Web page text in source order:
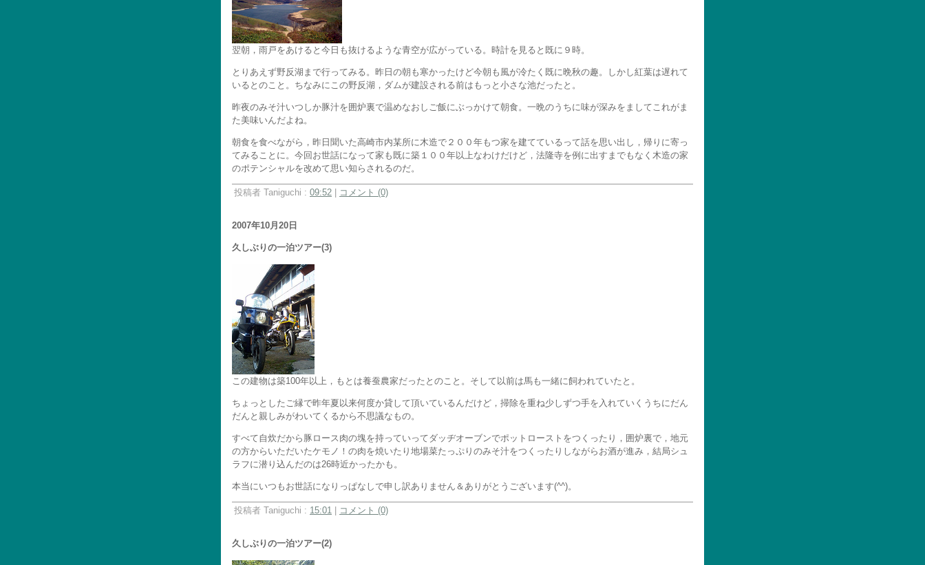
翌朝，雨戸をあけると今日も抜けるような青空が広がっている。時計を見ると既に９時。
とりあえず野反湖まで行ってみる。昨日の朝も寒かったけど今朝も風が冷たく既に晩秋の趣。しかし紅葉は遅れて
いるとのこと。ちなみにこの野反湖，ダムが建設される前はもっと小さな池だったと。
昨夜のみそ汁いつしか豚汁を囲炉裏で温めなおしご飯にぶっかけて朝食。一晩のうちに味が深みをましてこれがま
た美味いんだよね。
朝食を食べながら，昨日聞いた高崎市内某所に木造で２００年もつ家を建てているって話を思い出し，帰りに寄っ
てみることに。今回お世話になって家も既に築１００年以上なわけだけど，法隆寺を例に出すまでもなく木造の家
のポテンシャルを改めて思い知らされるのだ。
投稿者 Taniguchi : 09:52 コメント (0)
2007年10月20日
久しぶりの一泊ツアー(3)
この建物は築100年以上，もとは養蚕農家だったとのこと。そして以前は馬も一緒に飼われていたと。
ちょっとしたご縁で昨年夏以来何度か貸して頂いているんだけど，掃除を重ね少しずつ手を入れていくうちにだん
だんと親しみがわいてくるから不思議なもの。
すべて自炊だから豚ロース肉の塊を持っていってダッヂオーブンでポットローストをつくったり，囲炉裏で，地元
の方からいただいたケモノ！の肉を焼いたり地場菜たっぷりのみそ汁をつくったりしながらお酒が進み，結局シュ
ラフに潜り込んだのは26時近かったかも。
本当にいつもお世話になりっぱなしで申し訳ありません＆ありがとうございます(^^)。
投稿者 Taniguchi : 15:01 コメント (0)
久しぶりの一泊ツアー(2)